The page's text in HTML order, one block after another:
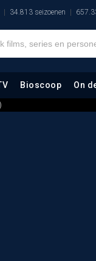
34.813 seizoenen
Bioscoop On